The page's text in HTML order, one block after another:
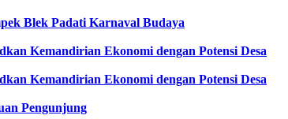
Blek Padati Karnaval Budaya
Kemandirian Ekonomi dengan Potensi Desa
Kemandirian Ekonomi dengan Potensi Desa
Pengunjung